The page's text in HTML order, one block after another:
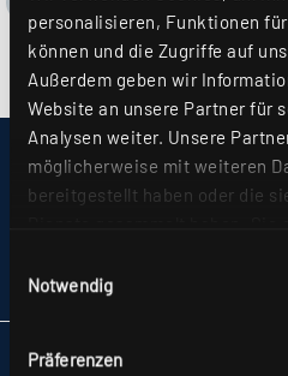
personalisieren, Funktionen
können und die Zugriffe auf
Außerdem geben wir
Website an unsere Partner für
Analysen weiter. Unsere
möglicherweise mit weiteren
bereitgestellt haben oder die
Details hierzu finden Sie in
Notwendig
Präferenzen
IMPRESSUM
SITEMAP
PARTNER
RIDI LEUCHTEN GMBH